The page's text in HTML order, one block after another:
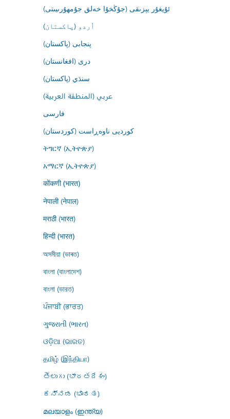
ئۇيغۇر يېزىقى (جۇڭخۇا خەلق جۇمھۇرىيىتى)
اُردو (پاکستان)
پنجابی (پاکستان)
درى (افغانستان)
سنڌي (پاکستان)
عربي (المنطقة العربية)
فارسى
کوردیی ناوەڕاست (کوردستان)
ትግርኛ (ኢትዮጵያ)
አማርኛ (ኢትዮጵያ)
कोंकणी (भारत)
नेपाली (नेपाल)
मराठी (भारत)
हिन्दी (भारत)
অসমীয়া (ভাৰত)
বাংলা (বাংলাদেশ)
বাংলা (ভারত)
ਪੰਜਾਬੀ (ਭਾਰਤ)
ગુજરાતી (ભારત)
ଓଡ଼ିଆ (ଭାରତ)
தமிழ் (இந்தியா)
తెలుగు (భారతదేశం)
ಕನ್ನಡ (ಭಾರತ)
മലയാളം (ഇന്ത്യ)